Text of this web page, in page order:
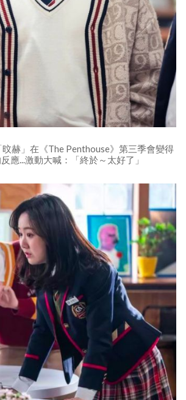
赫」在《The Penthouse》第三季會變得
應...激動大喊：「終於～太好了」